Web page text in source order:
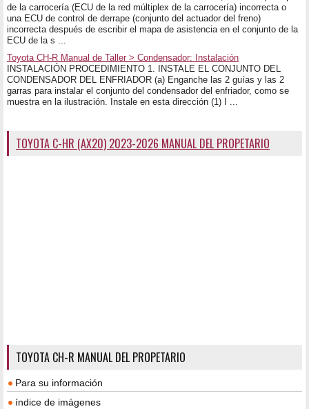
de la carrocería (ECU de la red múltiplex de la carrocería) incorrecta o
una ECU de control de derrape (conjunto del actuador del freno)
incorrecta después de escribir el mapa de asistencia en el conjunto de la
ECU de la s ...
Toyota CH-R Manual de Taller > Condensador: Instalación
INSTALACIÓN PROCEDIMIENTO 1. INSTALE EL CONJUNTO DEL
CONDENSADOR DEL ENFRIADOR (a) Enganche las 2 guías y las 2
garras para instalar el conjunto del condensador del enfriador, como se
muestra en la ilustración. Instale en esta dirección (1) I ...
TOYOTA C-HR (AX20) 2023-2026 MANUAL DEL PROPETARIO
TOYOTA CH-R MANUAL DEL PROPETARIO
Para su información
índice de imágenes